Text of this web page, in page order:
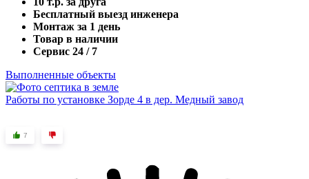
Бесплатный выезд инженера
Монтаж за 1 день
Товар в наличии
Сервис 24 / 7
Выполненные объекты
Работы по установке Зорде 4 в дер. Медный завод
7